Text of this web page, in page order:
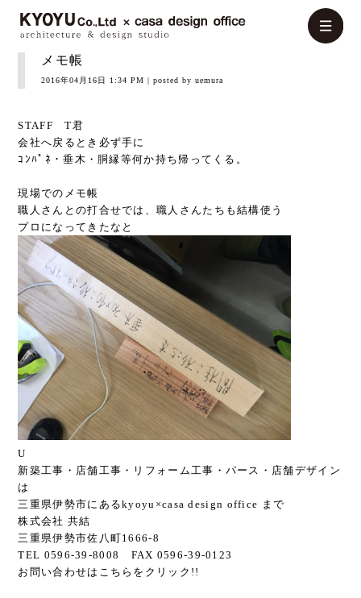
メモ帳
2016年04月16日 1:34 PM | posted by uemura
STAFF T君
会社へ戻るとき必ず手に
ｺﾝﾊﾟﾈ・垂木・胴縁等何か持ち帰ってくる。
現場でのメモ帳
職人さんとの打合せでは、職人さんたちも結構使う
プロになってきたなと
U
新築工事・店舗工事・リフォーム工事・パース・店舗デザイン
は
三重県伊勢市にあるkyoyu×casa design office まで
株式会社 共結
三重県伊勢市佐八町1666-8
TEL 0596-39-8008 FAX 0596-39-0123
お問い合わせは こちら をクリック!!